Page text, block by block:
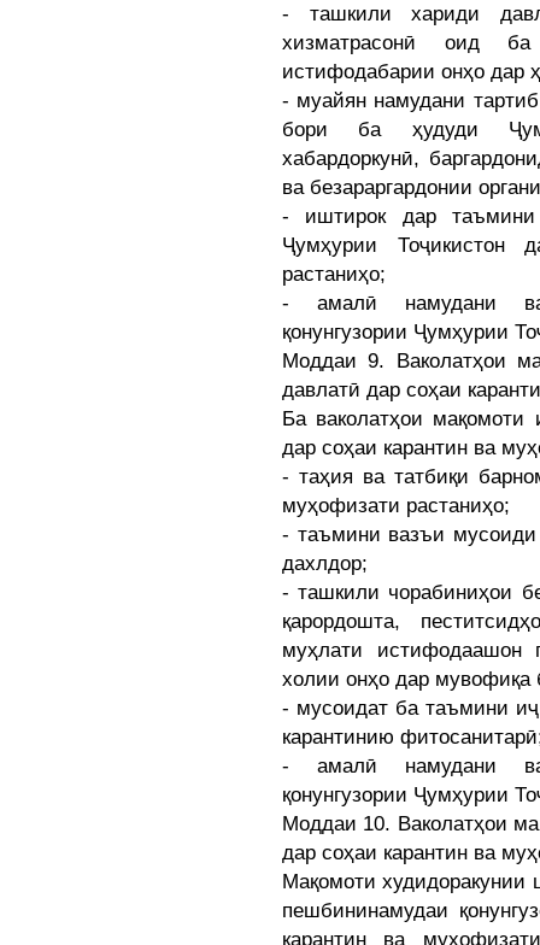
- ташкили хариди
хизматрасонӣ оид
истифодабарии онҳо дар
- муайян намудани
бори ба ҳудуди
хабардоркунӣ,
ва безараргардонии
- иштирок дар таъмини
Ҷумҳурии Тоҷикистон
растаниҳо;
- амалӣ намудани
қонунгузории Ҷумҳурии
Моддаи 9. Ваколатҳои
давлатӣ дар соҳаи
Ба ваколатҳои
дар соҳаи карантин ва
- таҳия ва татбиқи
муҳофизати растаниҳо;
- таъмини вазъи
дахлдор;
- ташкили чорабиниҳои
қарордошта,
муҳлати истифодаашон
холии онҳо дар мувофиқа
- мусоидат ба таъмини
карантинию
- амалӣ намудани
қонунгузории Ҷумҳурии
Моддаи 10. Ваколатҳои
дар соҳаи карантин ва
Мақомоти худидоракунии
пешбининамудаи
карантин ва